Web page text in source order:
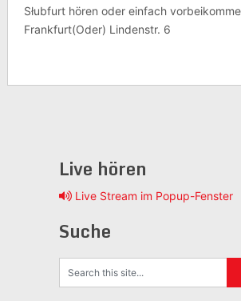
Słubfurt hören oder einfach
Frankfurt(Oder) Lindenstr. 6
Live hören
Live Stream im Popup-Fenster
Suche